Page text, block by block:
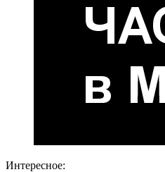
Интересное: